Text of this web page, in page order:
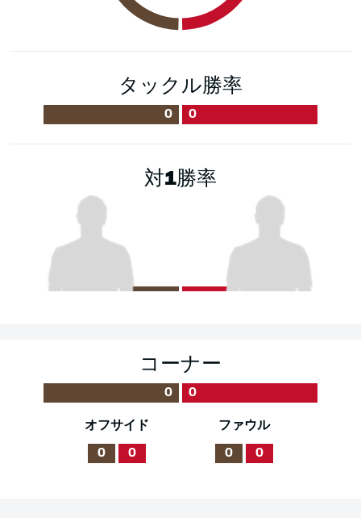
タックル勝率
0 0
対1勝率
コーナー
0 0
オフサイド
0 0
ファウル
0 0